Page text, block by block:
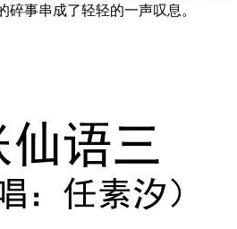
事串成了轻轻的一声叹息。